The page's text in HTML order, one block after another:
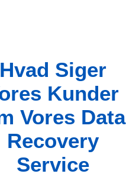
Hvad Siger
Kunder
Vores Data
Recovery
Service